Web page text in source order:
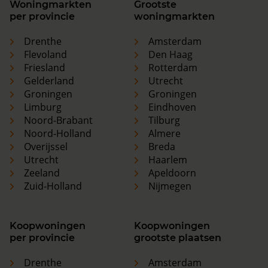
Woningmarkten
per provincie
Drenthe
Flevoland
Friesland
Gelderland
Groningen
Limburg
Noord-Brabant
Noord-Holland
Overijssel
Utrecht
Zeeland
Zuid-Holland
Grootste
woningmarkten
Amsterdam
Den Haag
Rotterdam
Utrecht
Groningen
Eindhoven
Tilburg
Almere
Breda
Haarlem
Apeldoorn
Nijmegen
Koopwoningen
per provincie
Drenthe
Koopwoningen
grootste plaatsen
Amsterdam